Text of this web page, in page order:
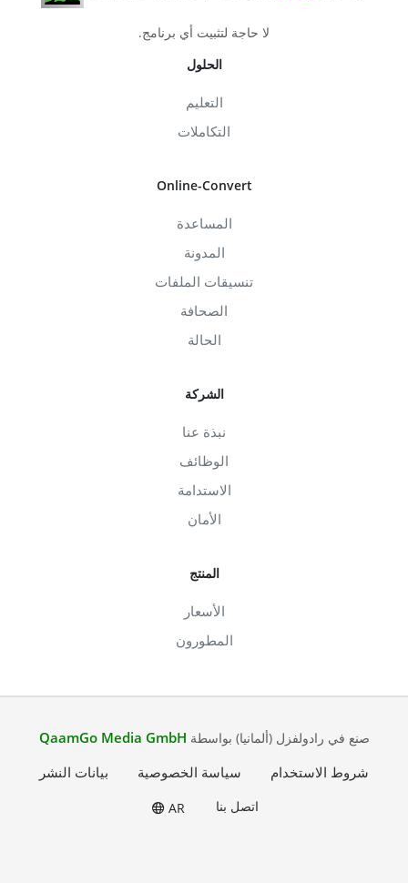
لا حاجة لتثبيت أي برنامج.
الحلول
التعليم
التكاملات
Online-Convert
المساعدة
المدونة
تنسيقات الملفات
الصحافة
الحالة
الشركة
نبذة عنا
الوظائف
الاستدامة
الأمان
المنتج
الأسعار
المطورون
صنع في رادولفزل (ألمانيا) بواسطة QaamGo Media GmbH
شروط الاستخدام
سياسة الخصوصية بيانات النشر
اتصل بنا AR